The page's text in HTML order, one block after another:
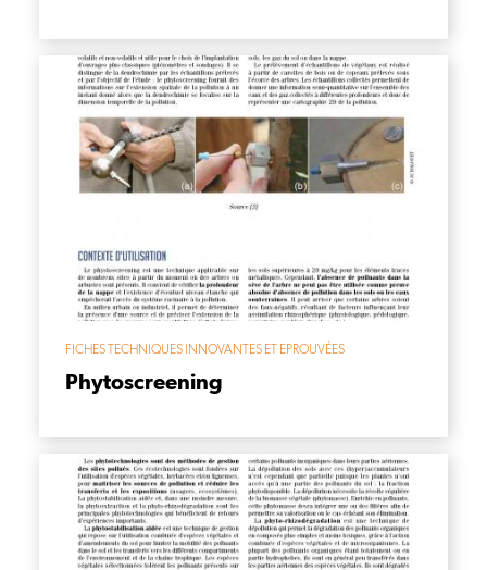
FICHES TECHNIQUES INNOVANTES ET EPROUVÉES
Phytoscreening